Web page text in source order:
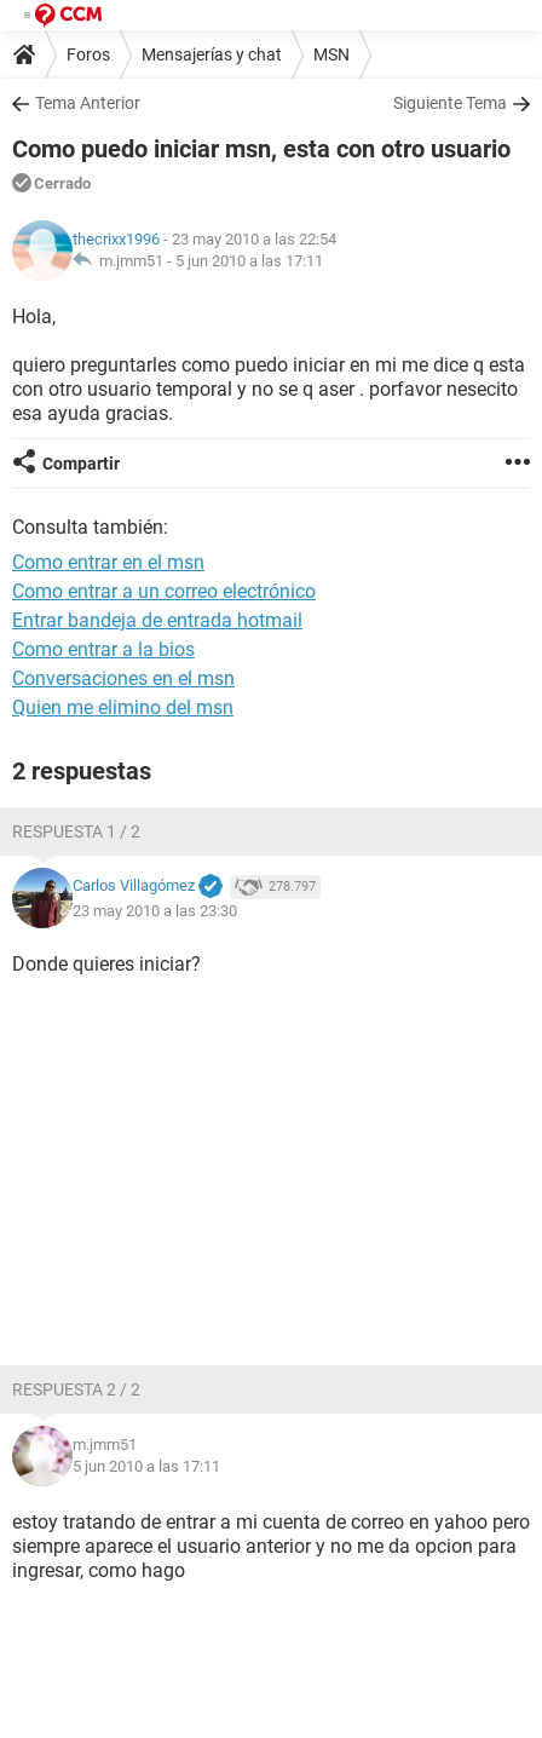
Foros Mensajerías y chat MSN
Tema Anterior Siguiente Tema
Como puedo iniciar msn, esta con otro usuario
Cerrado
thecrixx1996 - 23 may 2010 a las 22:54
m.jmm51 - 5 jun 2010 a las 17:11
Hola,
quiero preguntarles como puedo iniciar en mi me dice q esta
con otro usuario temporal y no se q aser . porfavor nesecito
esa ayuda gracias.
Compartir
Consulta también:
Como entrar en el msn
Como entrar a un correo electrónico
Entrar bandeja de entrada hotmail
Como entrar a la bios
Conversaciones en el msn
Quien me elimino del msn
2 respuestas
RESPUESTA 1 / 2
Carlos Villagómez 278.797
23 may 2010 a las 23:30
Donde quieres iniciar?
RESPUESTA 2 / 2
m.jmm51
5 jun 2010 a las 17:11
estoy tratando de entrar a mi cuenta de correo en yahoo pero
siempre aparece el usuario anterior y no me da opcion para
ingresar, como hago